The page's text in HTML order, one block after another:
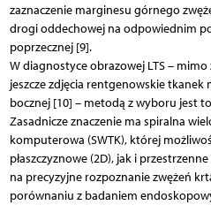
zaznaczenie marginesu górnego
drogi oddechowej na odpowiednim
poprzecznej [9].
W diagnostyce obrazowej LTS –
jeszcze zdjęcia rentgenowskie tkanek
bocznej [10] – metodą z wyboru jest
Zasadnicze znaczenie ma spiralna
komputerowa (SWTK), której
płaszczyznowe (2D), jak i
na precyzyjne rozpoznanie zwężeń
porównaniu z badaniem